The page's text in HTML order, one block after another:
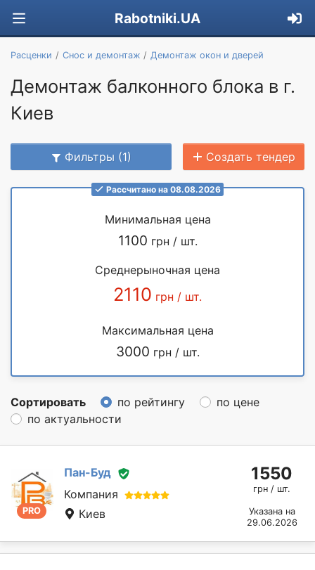
Rabotniki.UA
Расценки Снос и демонтаж Демонтаж окон и дверей
Демонтаж балконного блока в г.
Киев
Фильтры (1) Создать тендер
Рассчитано на 08.08.2026
Минимальная цена
1100 грн / шт.
Среднерыночная цена
2110 грн / шт.
Максимальная цена
3000 грн / шт.
Сортировать по рейтингу
по цене
по актуальности
PRO
Пан-Буд
Компания
Киев
1550
грн / шт.
Указана на
29.06.2026